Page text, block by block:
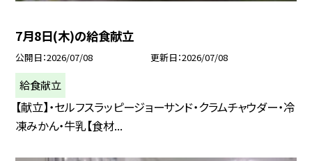
7月8日(木)の給食献立
公開日 2026/07/08 更新日 2026/07/08
給食献立
【献立】・セルフスラッピージョーサンド・クラムチャウダー・冷
凍みかん・牛乳【食材...